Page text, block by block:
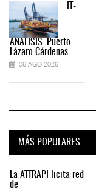
IT-
ANÁLISIS: Puerto
Lázaro Cárdenas ...
06 AGO 2026
MÁS POPULARES
La ATTRAPI licita red
de